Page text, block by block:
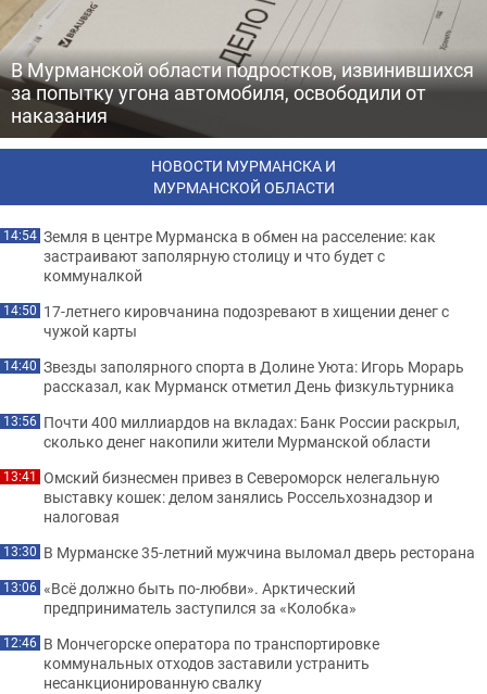
В Мурманской области подростков, извинившихся
за попытку угона автомобиля, освободили от
наказания
НОВОСТИ МУРМАНСКА И
МУРМАНСКОЙ ОБЛАСТИ
14:54 Земля в центре Мурманска в обмен на расселение: как
застраивают заполярную столицу и что будет с
коммуналкой
14:50 17-летнего кировчанина подозревают в хищении денег с
чужой карты
14:40 Звезды заполярного спорта в Долине Уюта: Игорь Морарь
рассказал, как Мурманск отметил День физкультурника
13:56 Почти 400 миллиардов на вкладах: Банк России раскрыл,
сколько денег накопили жители Мурманской области
13:41 Омский бизнесмен привез в Североморск нелегальную
выставку кошек: делом занялись Россельхознадзор и
налоговая
13:30 В Мурманске 35-летний мужчина выломал дверь ресторана
13:06 «Всё должно быть по-любви». Арктический
предприниматель заступился за «Колобка»
12:46 В Мончегорске оператора по транспортировке
коммунальных отходов заставили устранить
несанкционированную свалку